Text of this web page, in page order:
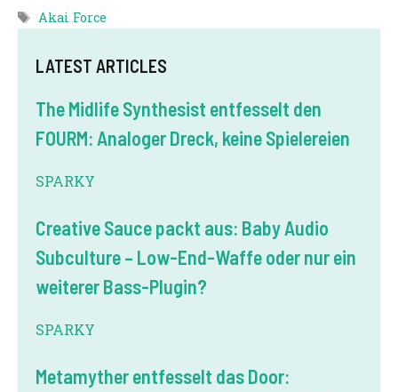
Tags
Akai Force
LATEST ARTICLES
The Midlife Synthesist entfesselt den
FOURM: Analoger Dreck, keine Spielereien
SPARKY
Creative Sauce packt aus: Baby Audio
Subculture – Low-End-Waffe oder nur ein
weiterer Bass-Plugin?
SPARKY
Metamyther entfesselt das Door: